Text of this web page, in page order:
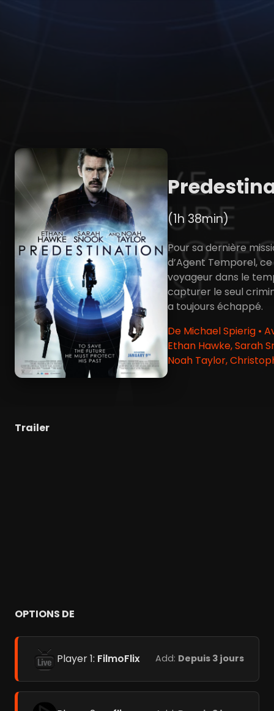
(1h 38min)
Pour sa dernière
d’Agent Temporel, ce
voyageur dans le
capturer le seul
a toujours échappé.
De Michael Spierig •
Ethan Hawke, Sarah
Noah Taylor,
Trailer
OPTIONS DE
Player 1: FilmoFlix Add: Depuis 3 jours